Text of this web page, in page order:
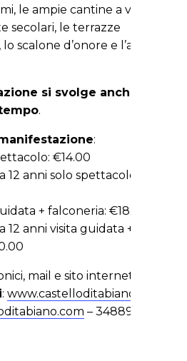
le ampie cantine a volta, il
secolari, le terrazze
scalone d’onore e l’antica
si svolge anche in
.
:
€14.00
12 anni solo spettacolo:
+ falconeria: €18.00
12 anni visita guidata +
mail e sito internet
: www.castelloditabiano.com
– 3488955378